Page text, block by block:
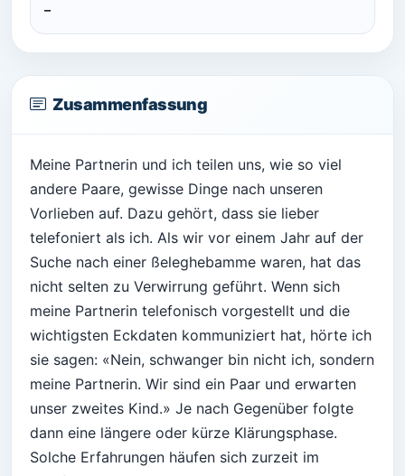
–
Zusammenfassung
Meine Partnerin und ich teilen uns, wie so viel
andere Paare, gewisse Dinge nach unseren
Vorlieben auf. Dazu gehört, dass sie lieber
telefoniert als ich. Als wir vor einem Jahr auf der
Suche nach einer ßeleghebamme waren, hat das
nicht selten zu Verwirrung geführt. Wenn sich
meine Partnerin telefonisch vorgestellt und die
wichtigsten Eckdaten kommuniziert hat, hörte ich
sie sagen: «Nein, schwanger bin nicht ich, sondern
meine Partnerin. Wir sind ein Paar und erwarten
unser zweites Kind.» Je nach Gegenüber folgte
dann eine längere oder kürze Klärungsphase.
Solche Erfahrungen häufen sich zurzeit im